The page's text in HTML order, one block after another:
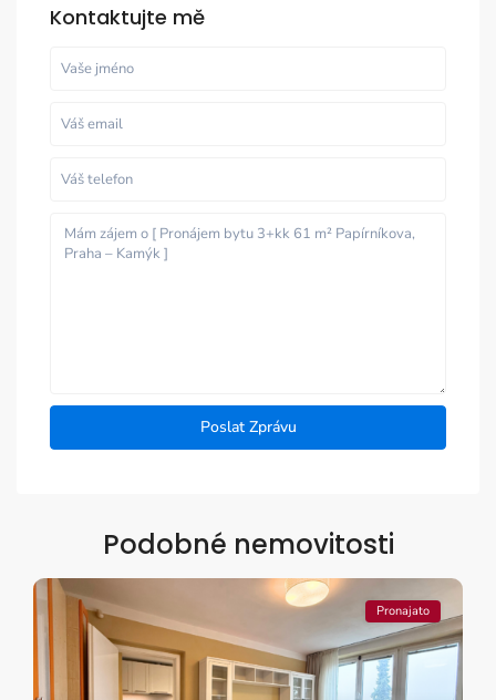
Kontaktujte mě
Podobné nemovitosti
Pronajato